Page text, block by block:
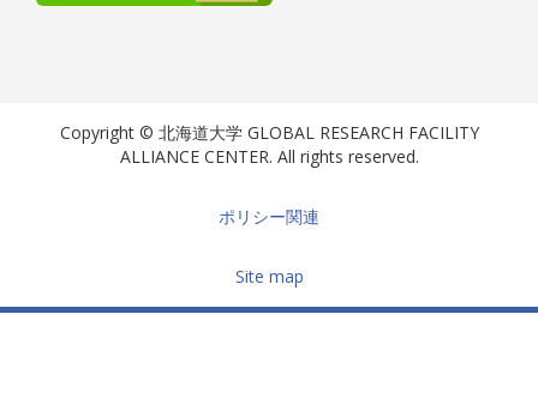
Copyright © 北海道大学 GLOBAL RESEARCH FACILITY
ALLIANCE CENTER. All rights reserved.
ポリシー関連
Site map